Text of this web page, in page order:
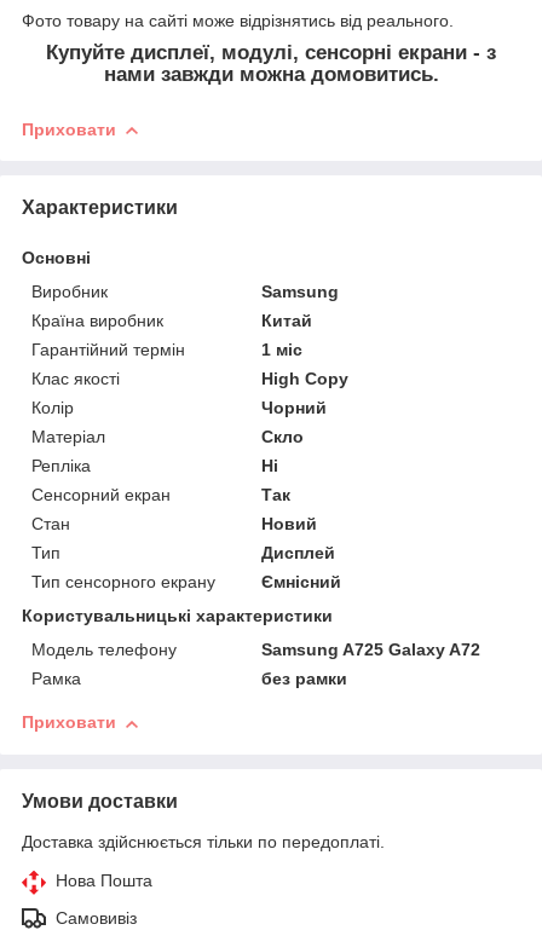
Фото товару на сайті може відрізнятись від реального.
Купуйте дисплеї, модулі, сенсорні екрани - з
нами завжди можна домовитись.
Приховати
Характеристики
Основні
Виробник
Samsung
Країна виробник
Китай
Гарантійний термін
1 міс
Клас якості
High Copy
Колір
Чорний
Матеріал
Скло
Репліка
Ні
Сенсорний екран
Так
Стан
Новий
Тип
Дисплей
Тип сенсорного екрану
Ємнісний
Користувальницькі характеристики
Модель телефону
Samsung A725 Galaxy A72
Рамка
без рамки
Приховати
Умови доставки
Доставка здійснюється тільки по передоплаті.
Нова Пошта
Самовивіз